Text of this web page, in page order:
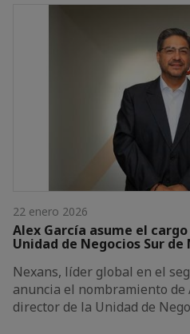
22 enero 2026
Alex García asume el
Unidad de Negocios Sur de
Nexans, líder global en el
anuncia el nombramiento de
director de la Unidad de